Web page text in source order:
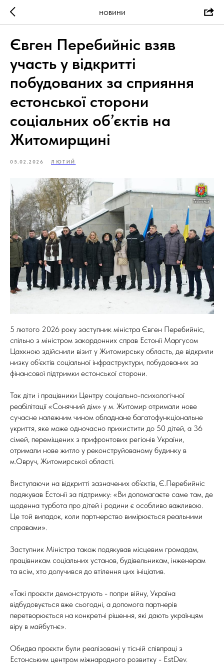
НОВИНИ
Євген Перебийніс взяв
участь у відкритті
побудованих за сприяння
естонської сторони
соціальних об’єктів на
Житомирщині
05.02.2026 ЛЮТИЙ
5 лютого 2026 року заступник міністра Євген Перебийніс,
спільно з міністром закордонних справ Естонії Маргусом
Цахкною здійснили візит у Житомирську область, де відкрили
низку об’єктів соціальної інфраструктури, побудованих за
фінансової підтримки естонської сторони.
Так діти і працівники Центру соціально-психологічної
реабілітації «Сонячний дім» у м. Житомир отримали нове
сучасне належним чином обладнане багатофункціональне
укриття, яке може одночасно прихистити до 50 дітей, а 36
сімей, переміщених з прифронтових регіонів України,
отримали нове житло у реконструйованому будинку в
м.Овруч, Житомирської області.
Виступаючи на відкритті зазначених об’єктів, Є.Перебийніс
подякував Естонії за підтримку: «Ви допомагаєте саме там, де
щоденна турбота про дітей і родини є особливо важливою.
Це той випадок, коли партнерство вимірюється реальними
справами».
Заступник Міністра також подякував місцевим громадам,
працівникам соціальних установ, будівельникам, інженерам
та всім, хто долучився до втілення цих ініціатив.
«Такі проєкти демонструють - попри війну, Україна
відбудовується вже сьогодні, а допомога партнерів
перетворюється на конкретні рішення, які дають українцям
віру в майбутнє».
Обидва проєкти були реалізовані у тісній співпраці з
Естонським центром міжнародного розвитку - EstDev.